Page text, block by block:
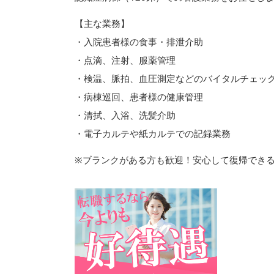
【主な業務】
・入院患者様の食事・排泄介助
・点滴、注射、服薬管理
・検温、脈拍、血圧測定などのバイタルチェッ
・病棟巡回、患者様の健康管理
・清拭、入浴、洗髪介助
・電子カルテや紙カルテでの記録業務
※ブランクがある方も歓迎！安心して復帰できる